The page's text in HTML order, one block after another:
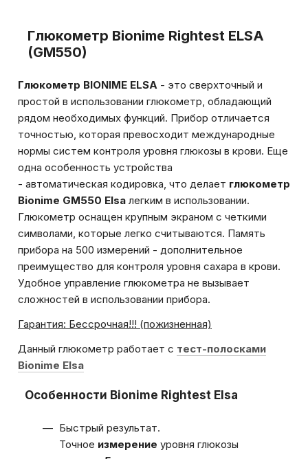
Глюкометр Bionime Rightest ELSA
(GM550)
Глюкометр BIONIME ELSA - это сверхточный и
простой в использовании глюкометр, обладающий
рядом необходимых функций. Прибор отличается
точностью, которая превосходит международные
нормы систем контроля уровня глюкозы в крови. Еще
одна особенность устройства
- автоматическая кодировка, что делает глюкометр
Bionime GM550 Elsa легким в использовании.
Глюкометр оснащен крупным экраном с четкими
символами, которые легко считываются. Память
прибора на 500 измерений - дополнительное
преимущество для контроля уровня сахара в крови.
Удобное управление глюкометра не вызывает
сложностей в использовании прибора.
Гарантия: Бессрочная!!! (пожизненная)
Данный глюкометр работает с тест-полосками
Bionime Elsa
Особенности Bionime Rightest Elsa
Быстрый результат.
Точное измерение уровня глюкозы